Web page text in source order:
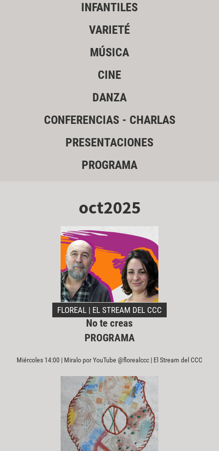
INFANTILES
VARIETÉ
MÚSICA
CINE
DANZA
CONFERENCIAS - CHARLAS
PRESENTACIONES
PROGRAMA
oct2025
FLOREAL | EL STREAM DEL CCC
No te creas
PROGRAMA
Miércoles 14:00 | Miralo por YouTube @florealccc | El Stream del CCC